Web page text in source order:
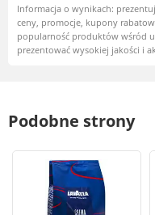
Informacja o wynikach:
ceny, promocje, kupony
popularność produktów wśród
prezentować wysokiej jakości i
Podobne strony